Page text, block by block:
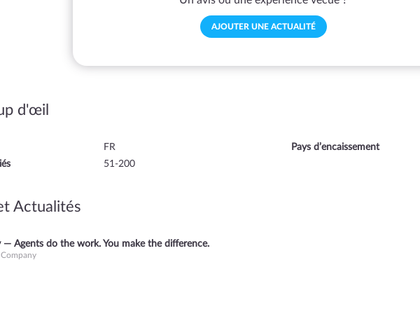
AJOUTER UNE ACTUALITÉ
d'œil
FR
51-200
Pays d’encaissement
Actualités
— Agents do the work. You make the difference.